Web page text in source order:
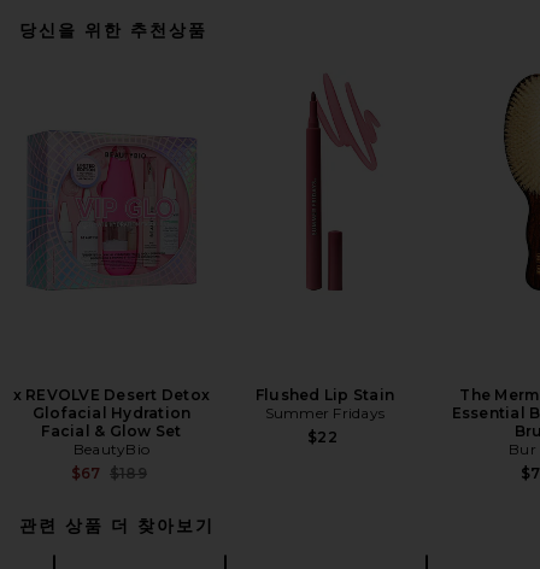
당신을 위한 추천상품
x REVOLVE Desert Detox
Glofacial Hydration
Facial & Glow Set
BeautyBio
$67 Previous price:
$189
Flushed Lip Stain
Summer Fridays
$22
The
Essential
Bur
관련 상품 더 찾아보기